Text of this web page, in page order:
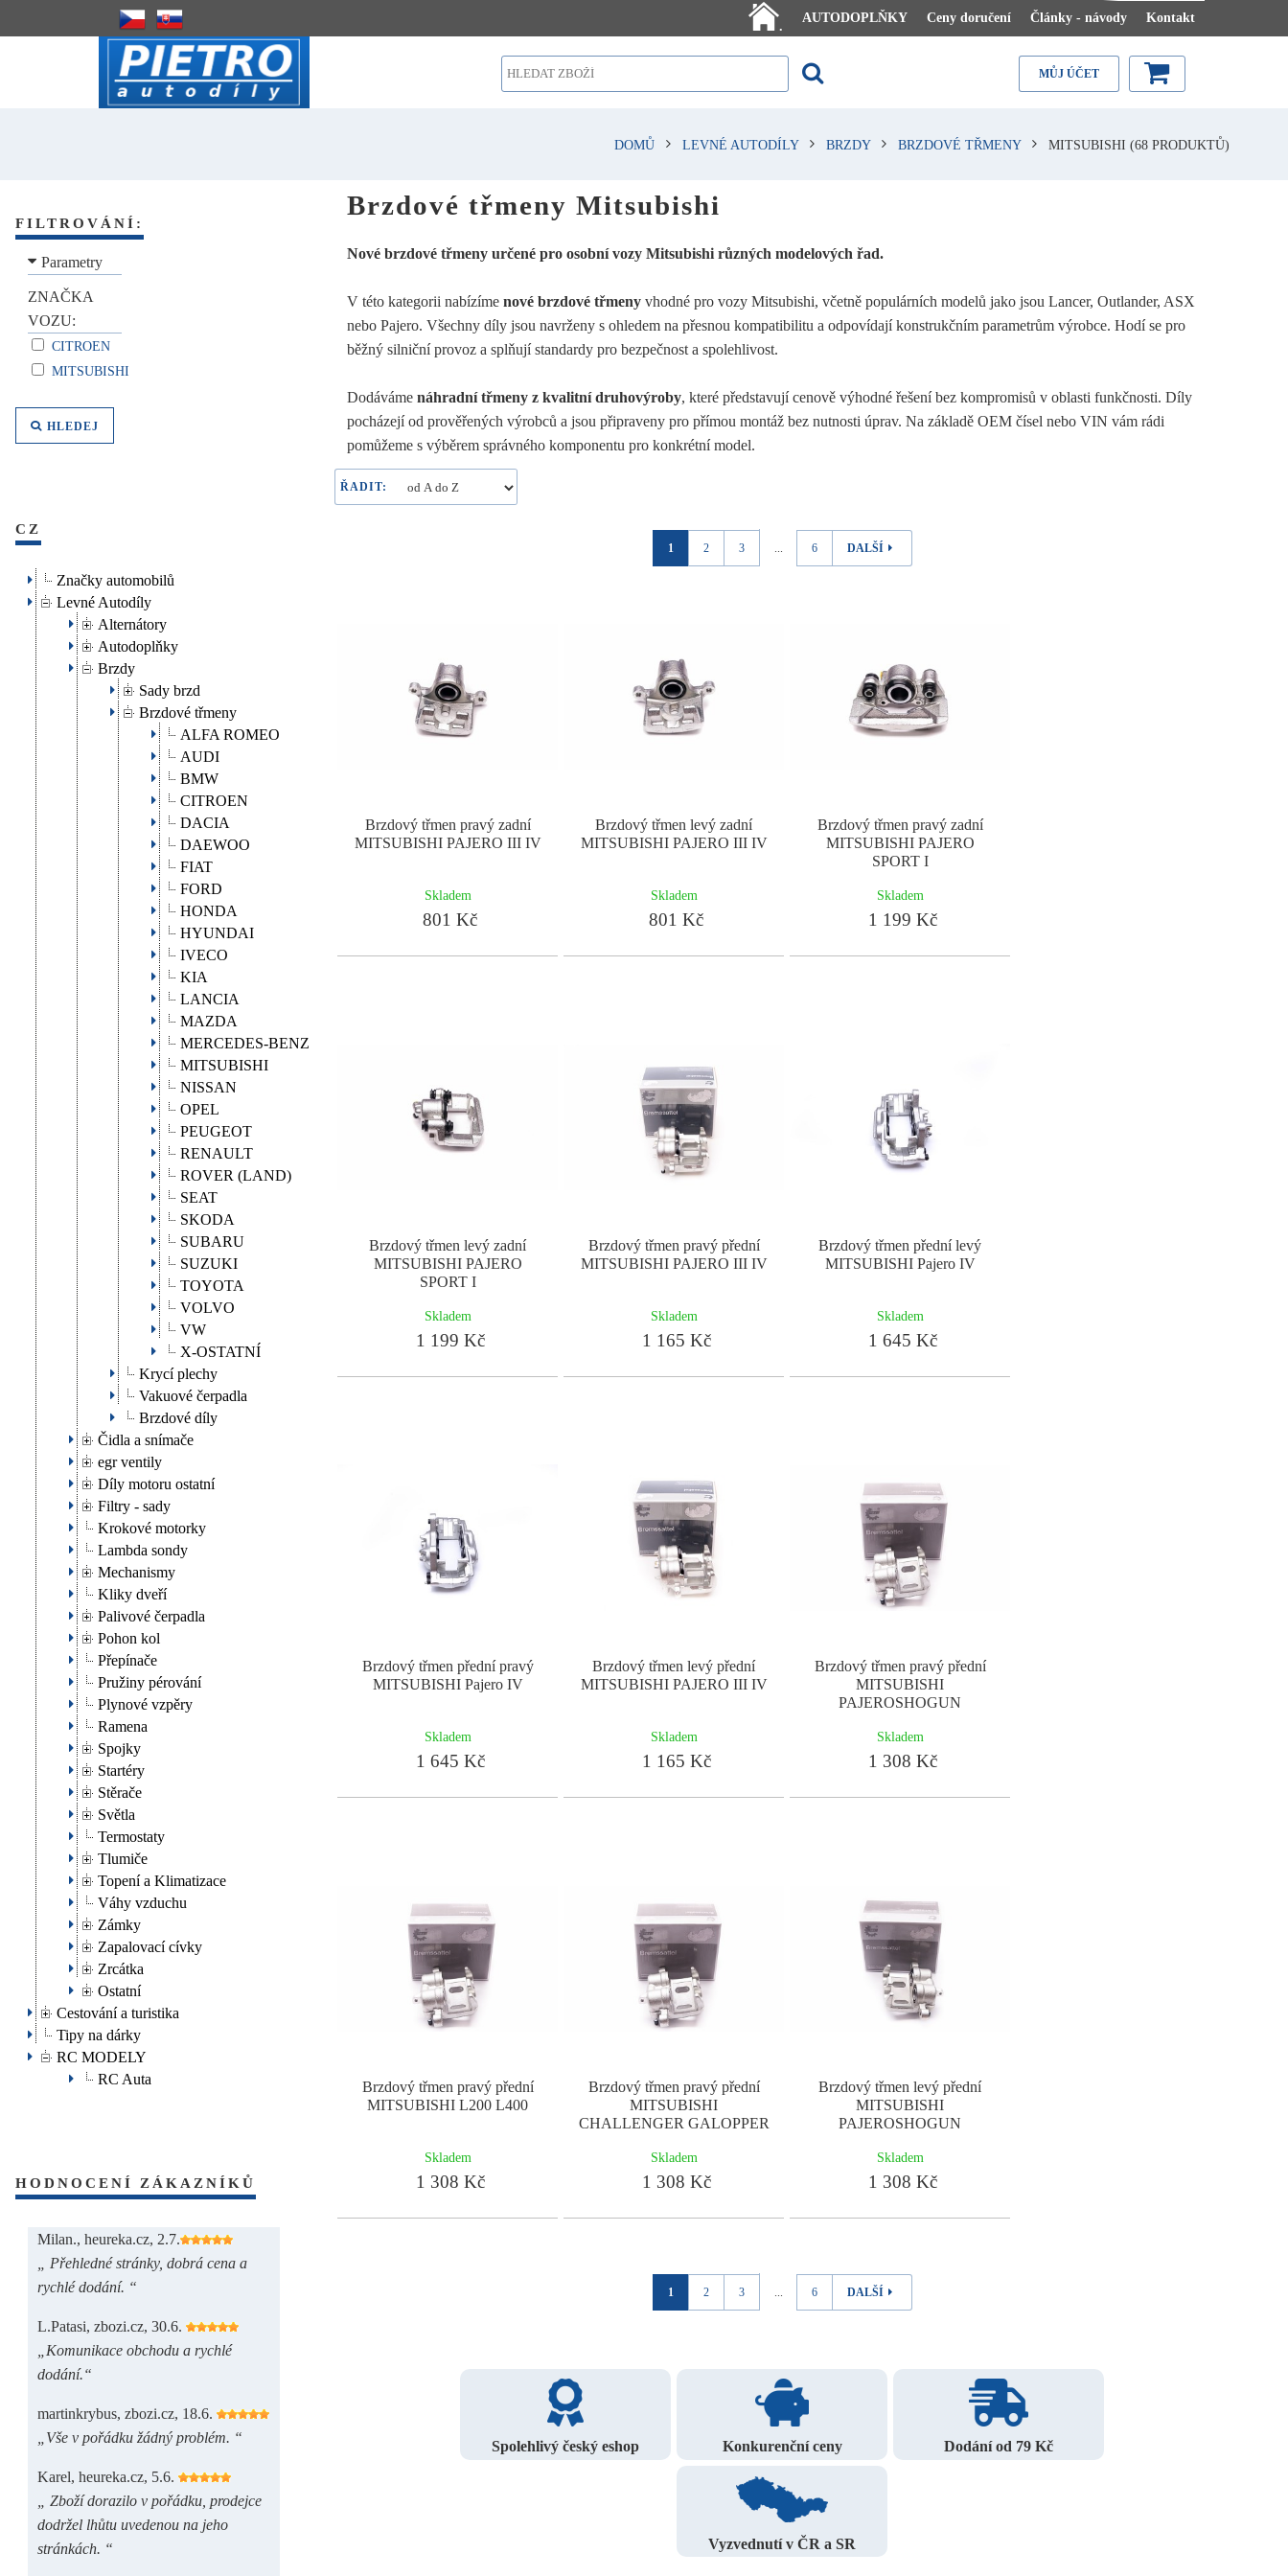
.
AUTODOPLŇKY Ceny doručení Články - návody Kontakt
MŮJ ÚČET
FILTROVÁNÍ:
Parametry
ZNAČKA
VOZU:
CITROEN
MITSUBISHI
HLEDEJ
CZ
Značky automobilů
Levné Autodíly
Alternátory
Autodoplňky
Brzdy
Sady brzd
Brzdové třmeny
ALFA ROMEO
AUDI
BMW
CITROEN
DACIA
DAEWOO
FIAT
FORD
HONDA
HYUNDAI
IVECO
KIA
LANCIA
MAZDA
MERCEDES-BENZ
MITSUBISHI
NISSAN
OPEL
PEUGEOT
RENAULT
ROVER (LAND)
SEAT
SKODA
SUBARU
SUZUKI
TOYOTA
VOLVO
VW
X-OSTATNÍ
Krycí plechy
Vakuové čerpadla
Brzdové díly
Čidla a snímače
egr ventily
Díly motoru ostatní
Filtry - sady
Krokové motorky
Lambda sondy
Mechanismy
Kliky dveří
Palivové čerpadla
Pohon kol
Přepínače
Pružiny pérování
Plynové vzpěry
Ramena
Spojky
Startéry
Stěrače
Světla
Termostaty
Tlumiče
Topení a Klimatizace
Váhy vzduchu
Zámky
Zapalovací cívky
Zrcátka
Ostatní
Cestování a turistika
Tipy na dárky
RC MODELY
RC Auta
HODNOCENÍ ZÁKAZNÍKŮ
Milan., heureka.cz, 2.7.
„ Přehledné stránky, dobrá cena a
rychlé dodání. “
L.Patasi, zbozi.cz, 30.6.
„Komunikace obchodu a rychlé
dodání.“
martinkrybus, zbozi.cz, 18.6.
„Vše v pořádku žádný problém. “
Karel, heureka.cz, 5.6.
„ Zboží dorazilo v pořádku, prodejce
dodržel lhůtu uvedenou na jeho
stránkách. “
DOMŮ LEVNÉ AUTODÍLY BRZDY BRZDOVÉ TŘMENY MITSUBISHI (68 PRODUKTŮ)
Brzdové třmeny Mitsubishi
Nové brzdové třmeny určené pro osobní vozy Mitsubishi různých modelových řad.
V této kategorii nabízíme nové brzdové třmenyvhodné pro vozy Mitsubishi, včetně populárních modelů jako jsou Lancer, Outlander, ASX
nebo Pajero. Všechny díly jsou navrženy s ohledem na přesnou kompatibilitu a odpovídají konstrukčním parametrům výrobce. Hodí se pro
běžný silniční provoz a splňují standardy pro bezpečnost a spolehlivost.
Dodáváme náhradní třmeny z kvalitní druhovýroby, které představují cenově výhodné řešení bez kompromisů v oblasti funkčnosti. Díly
pocházejí od prověřených výrobců a jsou připraveny pro přímou montáž bez nutnosti úprav. Na základě OEM čísel nebo VIN vám rádi
pomůžeme s výběrem správného komponentu pro konkrétní model.
ŘADIT:
1 2 3 ... 6 DALŠÍ
Brzdový třmen pravý zadní
MITSUBISHI PAJERO III IV
Skladem
801 Kč
Brzdový třmen levý zadní
MITSUBISHI PAJERO III IV
Skladem
801 Kč
Brzdový třmen pravý zadní
MITSUBISHI PAJERO
SPORT I
Skladem
1 199 Kč
Brzdový třmen levý zadní
MITSUBISHI PAJERO
SPORT I
Skladem
1 199 Kč
Brzdový třmen pravý přední
MITSUBISHI PAJERO III IV
Skladem
1 165 Kč
Brzdový třmen přední levý
MITSUBISHI Pajero IV
Skladem
1 645 Kč
Brzdový třmen přední pravý
MITSUBISHI Pajero IV
Skladem
1 645 Kč
Brzdový třmen levý přední
MITSUBISHI PAJERO III IV
Skladem
1 165 Kč
Brzdový třmen pravý přední
MITSUBISHI
PAJEROSHOGUN
Skladem
1 308 Kč
Brzdový třmen pravý přední
MITSUBISHI L200 L400
Skladem
1 308 Kč
Brzdový třmen pravý přední
MITSUBISHI
CHALLENGER GALOPPER
Skladem
1 308 Kč
Brzdový třmen levý přední
MITSUBISHI
PAJEROSHOGUN
Skladem
1 308 Kč
1 2 3 ... 6 DALŠÍ
Spolehlivý český eshop Konkurenční ceny Dodání od 79 Kč
Vyzvednutí v ČR a SR